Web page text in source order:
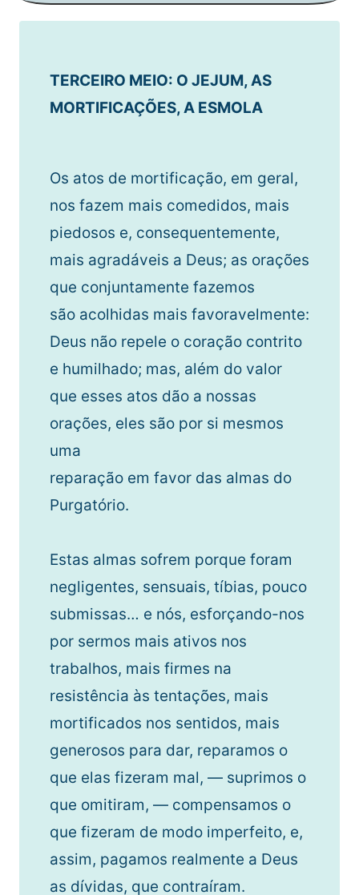
TERCEIRO MEIO: O JEJUM, AS
MORTIFICAÇÕES, A ESMOLA
Os atos de mortificação, em geral,
nos fazem mais comedidos, mais
piedosos e, consequentemente,
mais agradáveis a Deus; as orações
que conjuntamente fazemos
são acolhidas mais favoravelmente:
Deus não repele o coração contrito
e humilhado; mas, além do valor
que esses atos dão a nossas
orações, eles são por si mesmos
uma
reparação em favor das almas do
Purgatório.
Estas almas sofrem porque foram
negligentes, sensuais, tíbias, pouco
submissas… e nós, esforçando-nos
por sermos mais ativos nos
trabalhos, mais firmes na
resistência às tentações, mais
mortificados nos sentidos, mais
generosos para dar, reparamos o
que elas fizeram mal, — suprimos o
que omitiram, — compensamos o
que fizeram de modo imperfeito, e,
assim, pagamos realmente a Deus
as dívidas, que contraíram.